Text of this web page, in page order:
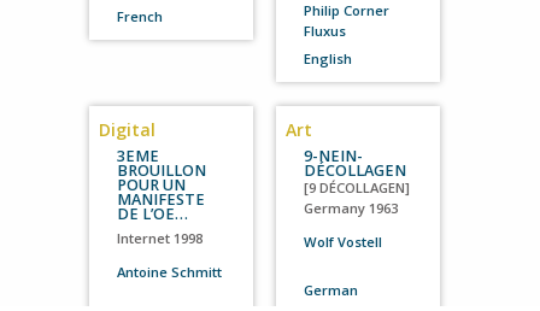
French
Philip Corner
Fluxus
English
Digital
3EME
BROUILLON
POUR UN
MANIFESTE
DE L’OE…
Internet1998
Antoine Schmitt
Art
9-NEIN-
DÉCOLLAGEN
[9 DÉCOLLAGEN]
Germany 1963
Wolf Vostell
German